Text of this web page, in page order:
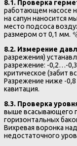
8.1. Проверка
работающем насосе
на сапун наносится
место подсоса
размером от 0,1 мм.
8.2. Измерение
разрежения)
разрежение: -0,2…-
критическое (забит
Разрежение ниже -0,8
кавитация.
8.3. Проверка
выше всасывающего
горизонтальных
Вихревая воронка
недостаточного